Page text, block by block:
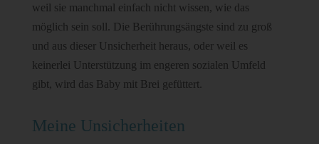
weil sie manchmal einfach nicht wissen, wie das
möglich sein soll. Die Berührungsängste sind zu groß
und aus dieser Unsicherheit heraus, oder weil es
keinerlei Unterstützung im engeren sozialen Umfeld
gibt, wird das Baby mit Brei gefüttert.
Meine Unsicherheiten